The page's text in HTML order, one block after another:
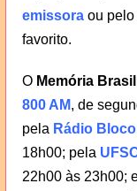
emissoraou pelo
favorito.
O Memória Brasil
800 AM, de
pela Rádio Bloco
18h00; pela
22h00 às 23h00;